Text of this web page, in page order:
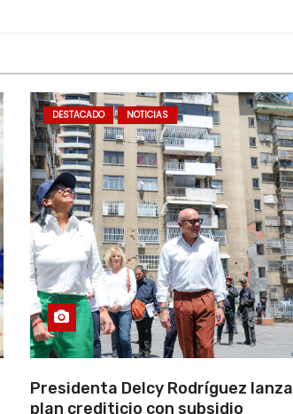
DESTACADO NOTICIAS
Presidenta Delcy Rodríguez lanza
plan crediticio con subsidio